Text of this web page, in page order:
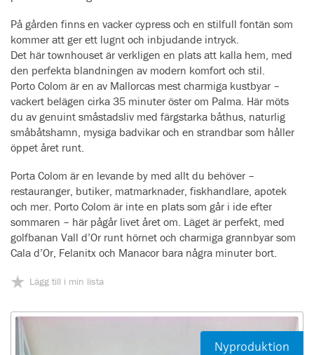
På gården finns en vacker cypress och en stilfull fontän som
kommer att ger ett lugnt och inbjudande intryck.
Det här townhouset är verkligen en plats att kalla hem, med
den perfekta blandningen av modern komfort och stil.
Porto Colom är en av Mallorcas mest charmiga kustbyar –
vackert belägen cirka 35 minuter öster om Palma. Här möts
du av genuint småstadsliv med färgstarka båthus, naturlig
småbåtshamn, mysiga badvikar och en strandbar som håller
öppet året runt.
Porta Colom är en levande by med allt du behöver –
restauranger, butiker, matmarknader, fiskhandlare, apotek
och mer. Porto Colom är inte en plats som går i ide efter
sommaren – här pågår livet året om. Läget är perfekt, med
golfbanan Vall d’Or runt hörnet och charmiga grannbyar som
Cala d’Or, Felanitx och Manacor bara några minuter bort.
Lägg till i min lista
Nyproduktion